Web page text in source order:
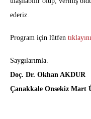
ederiz.
Program için lütfen
Saygılarımla.
Doç. Dr. Okhan AKDUR
Çanakkale Onsekiz Mart